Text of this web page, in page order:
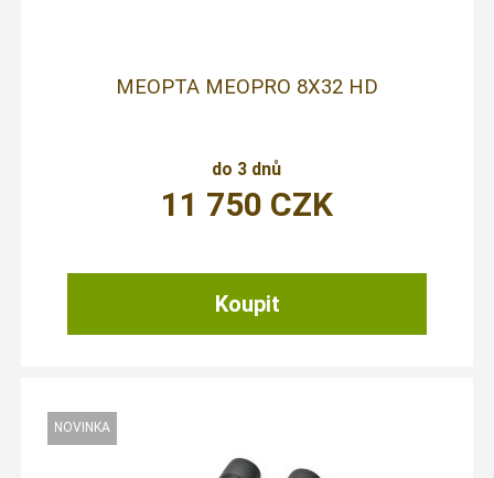
MEOPTA MEOPRO 8X32 HD
do 3 dnů
11 750 CZK